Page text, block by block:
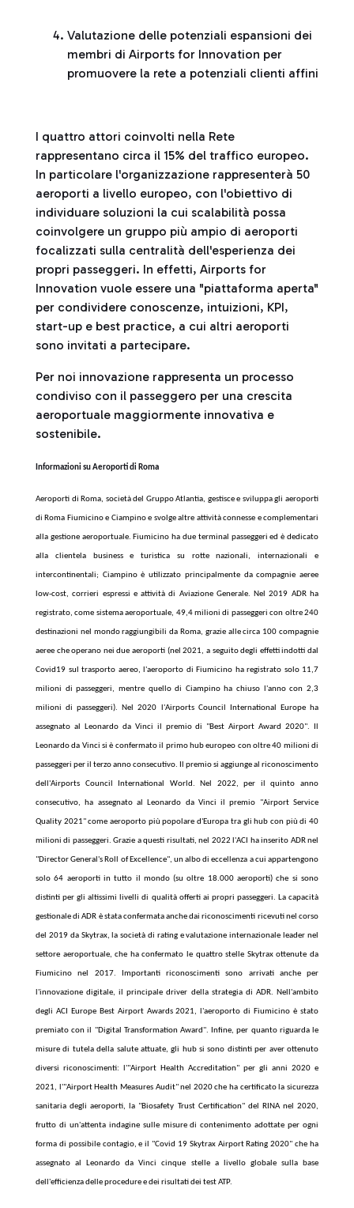
Valutazione delle potenziali espansioni dei
membri di Airports for Innovation per
promuovere la rete a potenziali clienti affini
I quattro attori coinvolti nella Rete
rappresentano circa il 15% del traffico europeo.
In particolare l'organizzazione rappresenterà 50
aeroporti a livello europeo, con l'obiettivo di
individuare soluzioni la cui scalabilità possa
coinvolgere un gruppo più ampio di aeroporti
focalizzati sulla centralità dell'esperienza dei
propri passeggeri. In effetti, Airports for
Innovation vuole essere una "piattaforma aperta"
per condividere conoscenze, intuizioni, KPI,
start-up e best practice, a cui altri aeroporti
sono invitati a partecipare.
Per noi innovazione rappresenta un processo
condiviso con il passeggero per una crescita
aeroportuale maggiormente innovativa e
sostenibile.
Informazioni su Aeroporti di Roma
Aeroporti di Roma, società del Gruppo Atlantia, gestisce e sviluppa gli aeroporti
di Roma Fiumicino e Ciampino e svolge altre attività connesse e complementari
alla gestione aeroportuale. Fiumicino ha due terminal passeggeri ed è dedicato
alla clientela business e turistica su rotte nazionali, internazionali e
intercontinentali; Ciampino è utilizzato principalmente da compagnie aeree
low-cost, corrieri espressi e attività di Aviazione Generale. Nel 2019 ADR ha
registrato, come sistema aeroportuale, 49,4 milioni di passeggeri con oltre 240
destinazioni nel mondo raggiungibili da Roma, grazie alle circa 100 compagnie
aeree che operano nei due aeroporti (nel 2021, a seguito degli effetti indotti dal
Covid19 sul trasporto aereo, l'aeroporto di Fiumicino ha registrato solo 11,7
milioni di passeggeri, mentre quello di Ciampino ha chiuso l'anno con 2,3
milioni di passeggeri). Nel 2020 l'Airports Council International Europe ha
assegnato al Leonardo da Vinci il premio di "Best Airport Award 2020". Il
Leonardo da Vinci si è confermato il primo hub europeo con oltre 40 milioni di
passeggeri per il terzo anno consecutivo. Il premio si aggiunge al riconoscimento
dell'Airports Council International World. Nel 2022, per il quinto anno
consecutivo, ha assegnato al Leonardo da Vinci il premio "Airport Service
Quality 2021" come aeroporto più popolare d'Europa tra gli hub con più di 40
milioni di passeggeri. Grazie a questi risultati, nel 2022 l'ACI ha inserito ADR nel
"Director General's Roll of Excellence", un albo di eccellenza a cui appartengono
solo 64 aeroporti in tutto il mondo (su oltre 18.000 aeroporti) che si sono
distinti per gli altissimi livelli di qualità offerti ai propri passeggeri. La capacità
gestionale di ADR è stata confermata anche dai riconoscimenti ricevuti nel corso
del 2019 da Skytrax, la società di rating e valutazione internazionale leader nel
settore aeroportuale, che ha confermato le quattro stelle Skytrax ottenute da
Fiumicino nel 2017. Importanti riconoscimenti sono arrivati anche per
l'innovazione digitale, il principale driver della strategia di ADR. Nell'ambito
degli ACI Europe Best Airport Awards 2021, l'aeroporto di Fiumicino è stato
premiato con il ''Digital Transformation Award''. Infine, per quanto riguarda le
misure di tutela della salute attuate, gli hub si sono distinti per aver ottenuto
diversi riconoscimenti: l'"Airport Health Accreditation" per gli anni 2020 e
2021, l'"Airport Health Measures Audit" nel 2020 che ha certificato la sicurezza
sanitaria degli aeroporti, la "Biosafety Trust Certification" del RINA nel 2020,
frutto di un'attenta indagine sulle misure di contenimento adottate per ogni
forma di possibile contagio, e il "Covid 19 Skytrax Airport Rating 2020" che ha
assegnato al Leonardo da Vinci cinque stelle a livello globale sulla base
dell'efficienza delle procedure e dei risultati dei test ATP.